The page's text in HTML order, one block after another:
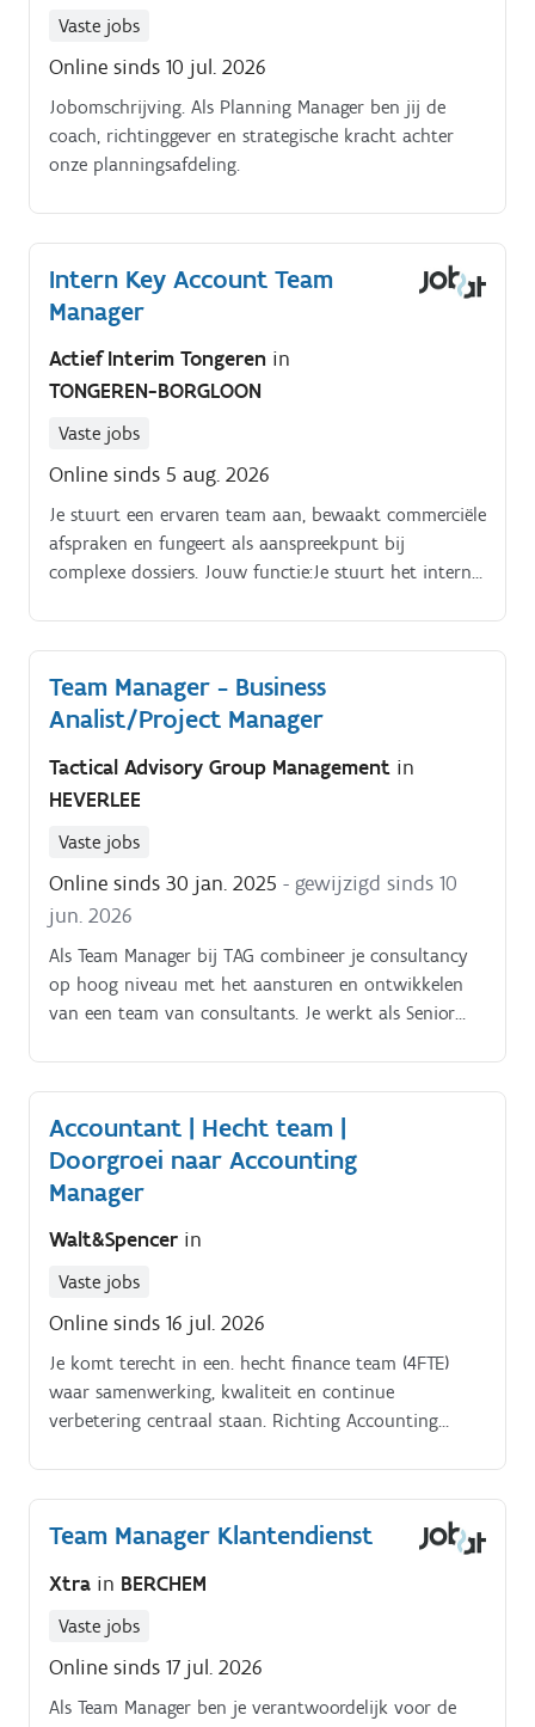
Vaste jobs
Online sinds 10 jul. 2026
Jobomschrijving. Als Planning Manager ben jij de
coach, richtinggever en strategische kracht achter
onze planningsafdeling.
Intern Key Account Team
Manager
Actief Interim Tongeren in
TONGEREN-BORGLOON
Vaste jobs
Online sinds 5 aug. 2026
Je stuurt een ervaren team aan, bewaakt commerciële
afspraken en fungeert als aanspreekpunt bij
complexe dossiers. Jouw functie:Je stuurt het interne
klantcommunicatie.
Team Manager - Business
Analist/Project Manager
Tactical Advisory Group Management in
HEVERLEE
Vaste jobs
Online sinds 30 jan. 2025 - gewijzigd sinds 10
jun. 2026
Als Team Manager bij TAG combineer je consultancy
op hoog niveau met het aansturen en ontwikkelen
van een team van consultants. Je werkt als Senior
Manager aan uitdagende projecten bij klanten en
levert pragmatische oplossingen.
Accountant | Hecht team |
Doorgroei naar Accounting
Manager
Walt&Spencer in
Vaste jobs
Online sinds 16 jul. 2026
Je komt terecht in een. hecht finance team (4FTE)
waar samenwerking, kwaliteit en continue
verbetering centraal staan. Richting Accounting
groei?
Team Manager Klantendienst
Xtra in BERCHEM
Vaste jobs
Online sinds 17 jul. 2026
Als Team Manager ben je verantwoordelijk voor de